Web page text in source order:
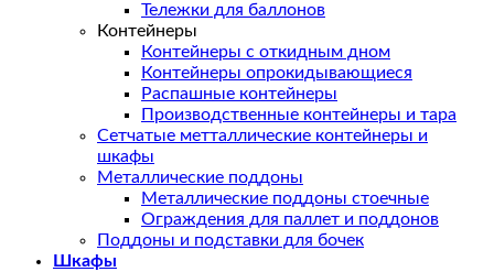
Тележки для баллонов
Контейнеры
Контейнеры с откидным дном
Контейнеры опрокидывающиеся
Распашные контейнеры
Производственные контейнеры и тара
Сетчатые метталлические контейнеры и
шкафы
Металлические поддоны
Металлические поддоны стоечные
Ограждения для паллет и поддонов
Поддоны и подставки для бочек
Шкафы